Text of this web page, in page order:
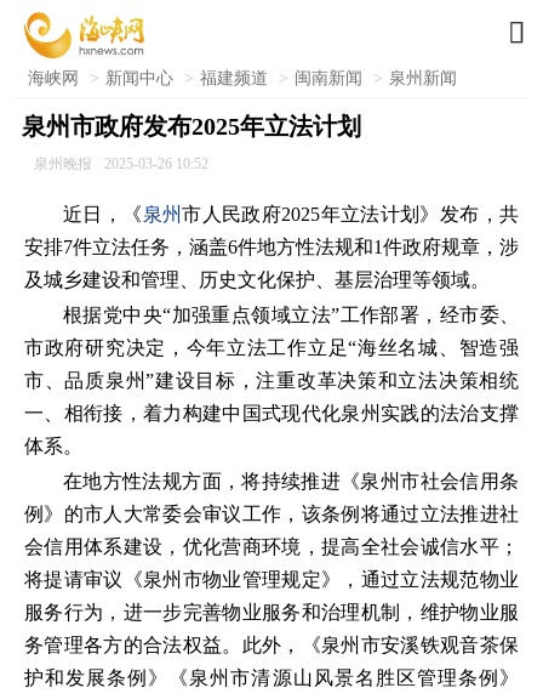

海峡网 > 新闻中心 > 福建频道 > 闽南新闻 > 泉州新闻
泉州市政府发布2025年立法计划
泉州晚报 2025-03-26 10:52
近日，《泉州市人民政府2025年立法计划》发布，共
安排7件立法任务，涵盖6件地方性法规和1件政府规章，涉
及城乡建设和管理、历史文化保护、基层治理等领域。
根据党中央“加强重点领域立法”工作部署，经市委、
市政府研究决定，今年立法工作立足“海丝名城、智造强
市、品质泉州”建设目标，注重改革决策和立法决策相统
一、相衔接，着力构建中国式现代化泉州实践的法治支撑
体系。
在地方性法规方面，将持续推进《泉州市社会信用条
例》的市人大常委会审议工作，该条例将通过立法推进社
会信用体系建设，优化营商环境，提高全社会诚信水平；
将提请审议《泉州市物业管理规定》，通过立法规范物业
服务行为，进一步完善物业服务和治理机制，维护物业服
务管理各方的合法权益。此外，《泉州市安溪铁观音茶保
护和发展条例》《泉州市清源山风景名胜区管理条例》